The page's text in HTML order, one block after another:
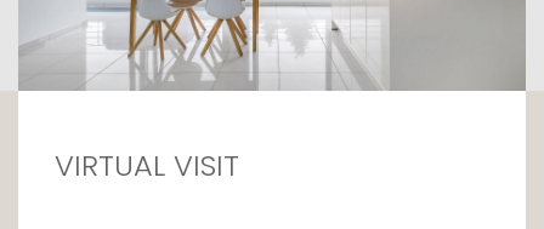
L'espace de vie est niché à l'étage de ce
splendide duplex. Entièrement ouvert et très
bien agencé, vous disposerez d'une belle
donnant accès aux deux terrasses. Vous
VIRTUAL VISIT